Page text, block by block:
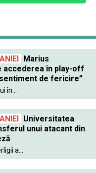
Marius
accederea în play-off
sentiment de fericire”
în...
Universitatea
unui atacant din
a...